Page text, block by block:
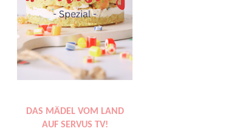
DAS MÄDEL VOM LAND
AUF SERVUS TV!